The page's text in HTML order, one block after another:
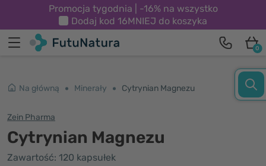
Promocja tygodnia | -16% na wszystko
Dodaj kod 16MNIEJ do koszyka
0
Na główną Minerały Cytrynian Magnezu
Zein Pharma
Cytrynian Magnezu
Zawartość: 120 kapsułek